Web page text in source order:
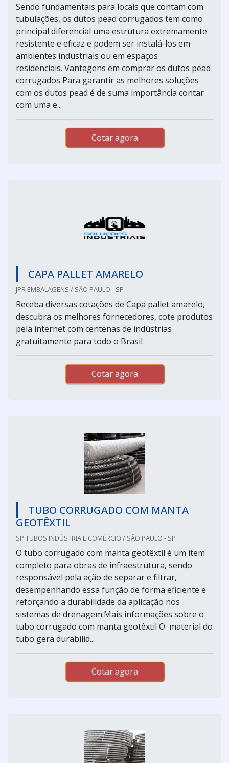
Sendo fundamentais para locais que contam com
tubulações, os dutos pead corrugados tem como
principal diferencial uma estrutura extremamente
resistente e eficaz e podem ser instalá-los em
ambientes industriais ou em espaços
residenciais. Vantagens em comprar os dutos pead
corrugados Para garantir as melhores soluções
com os dutos pead é de suma importância contar
com uma e...
Cotar agora
CAPA PALLET AMARELO
JPR EMBALAGENS / SÃO PAULO - SP
Receba diversas cotações de Capa pallet amarelo,
descubra os melhores fornecedores, cote produtos
pela internet com centenas de indústrias
gratuitamente para todo o Brasil
Cotar agora
TUBO CORRUGADO COM MANTA
GEOTÊXTIL
SP TUBOS INDÚSTRIA E COMÉRCIO / SÃO PAULO - SP
O tubo corrugado com manta geotêxtil é um item
completo para obras de infraestrutura, sendo
responsável pela ação de separar e filtrar,
desempenhando essa função de forma eficiente e
reforçando a durabilidade da aplicação nos
sistemas de drenagem.Mais informações sobre o
tubo corrugado com manta geotêxtil O material do
tubo gera durabilid...
Cotar agora